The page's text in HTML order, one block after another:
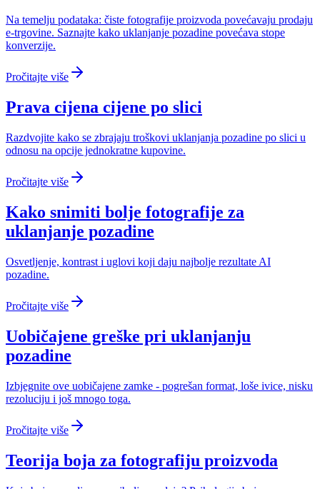
Na temelju podataka: čiste fotografije proizvoda povećavaju prodaju
e-trgovine. Saznajte kako uklanjanje pozadine povećava stope
konverzije.
Pročitajte više
Prava cijena cijene po slici
Razdvojite kako se zbrajaju troškovi uklanjanja pozadine po slici u
odnosu na opcije jednokratne kupovine.
Pročitajte više
Kako snimiti bolje fotografije za
uklanjanje pozadine
Osvetljenje, kontrast i uglovi koji daju najbolje rezultate AI
pozadine.
Pročitajte više
Uobičajene greške pri uklanjanju
pozadine
Izbjegnite ove uobičajene zamke - pogrešan format, loše ivice, nisku
rezoluciju i još mnogo toga.
Pročitajte više
Teorija boja za fotografiju proizvoda